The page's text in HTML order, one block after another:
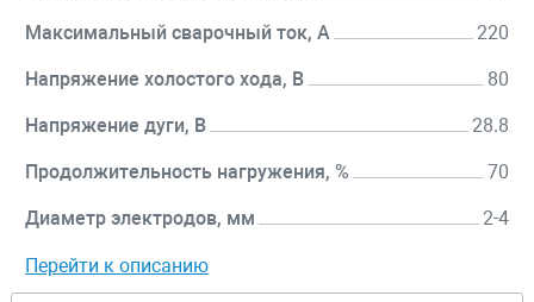
Максимальный сварочный ток, А 220
Напряжение холостого хода, В 80
Напряжение дуги, В 28.8
Продолжительность нагружения, % 70
Диаметр электродов, мм 2-4
Перейти к описанию